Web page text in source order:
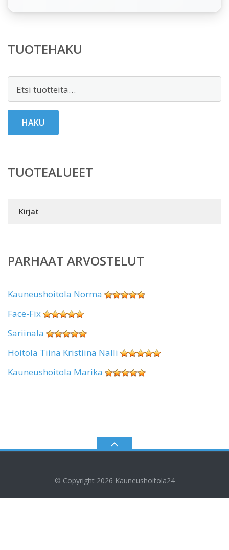
TUOTEHAKU
HAKU
TUOTEALUEET
Kirjat
PARHAAT ARVOSTELUT
Kauneushoitola Norma
Face-Fix
Sariinala
Hoitola Tiina Kristiina Nalli
Kauneushoitola Marika
© Copyright 2026 Kauneushoitola24